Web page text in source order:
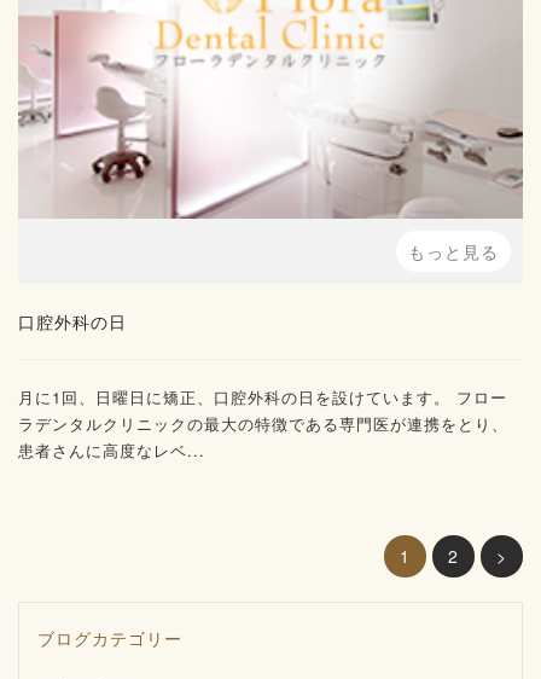
もっと見る
口腔外科の日
月に1回、日曜日に矯正、口腔外科の日を設けています。 フロー
ラデンタルクリニックの最大の特徴である専門医が連携をとり、
患者さんに高度なレベ...
1 2 >
ブログカテゴリー